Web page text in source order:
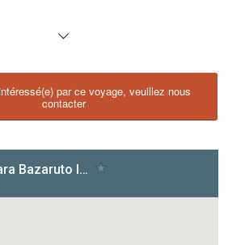
par ce voyage, veuillez nous
contacter